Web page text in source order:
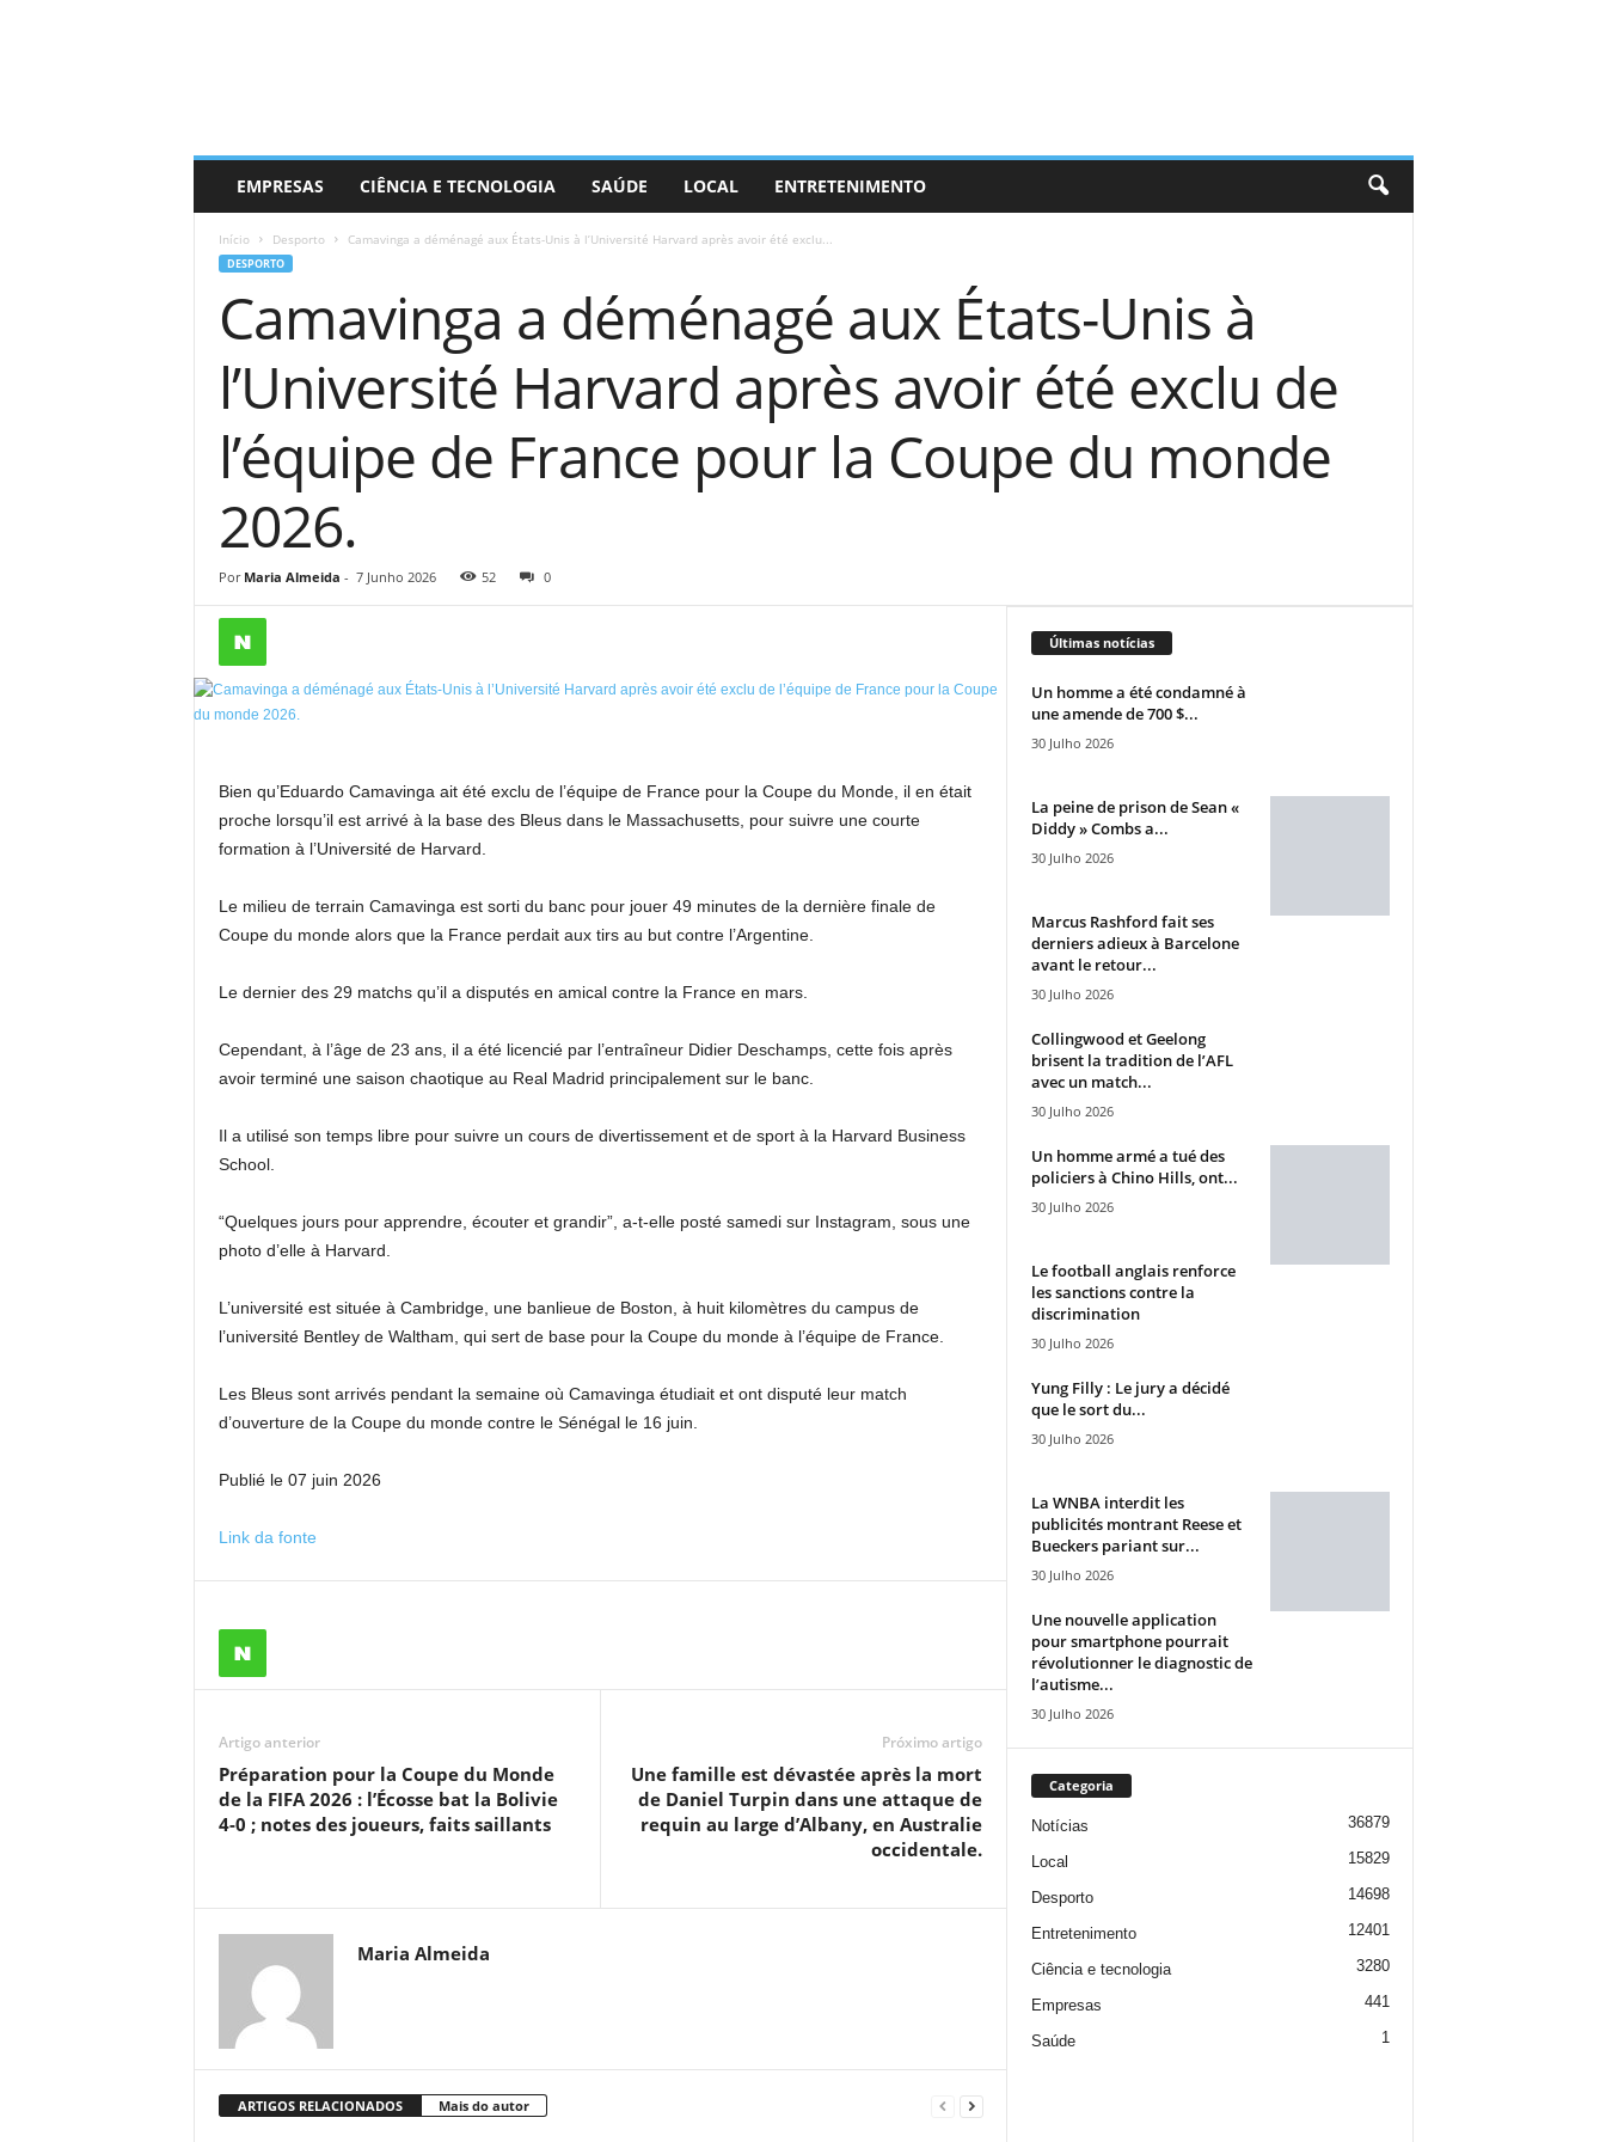
EMPRESAS CIÊNCIA E TECNOLOGIA SAÚDE LOCAL ENTRETENIMENTO
Início Desporto Camavinga a déménagé aux États-Unis à l’Université Harvard après avoir été exclu...
DESPORTO
Camavinga a déménagé aux États-Unis à
l’Université Harvard après avoir été exclu de
l’équipe de France pour la Coupe du monde
2026.
Por Maria Almeida - 7 Junho 2026 52 0
Bien qu’Eduardo Camavinga ait été exclu de l’équipe de France pour la Coupe du Monde, il en était
proche lorsqu’il est arrivé à la base des Bleus dans le Massachusetts, pour suivre une courte
formation à l’Université de Harvard.
Le milieu de terrain Camavinga est sorti du banc pour jouer 49 minutes de la dernière finale de
Coupe du monde alors que la France perdait aux tirs au but contre l’Argentine.
Le dernier des 29 matchs qu’il a disputés en amical contre la France en mars.
Cependant, à l’âge de 23 ans, il a été licencié par l’entraîneur Didier Deschamps, cette fois après
avoir terminé une saison chaotique au Real Madrid principalement sur le banc.
Il a utilisé son temps libre pour suivre un cours de divertissement et de sport à la Harvard Business
School.
“Quelques jours pour apprendre, écouter et grandir”, a-t-elle posté samedi sur Instagram, sous une
photo d’elle à Harvard.
L’université est située à Cambridge, une banlieue de Boston, à huit kilomètres du campus de
l’université Bentley de Waltham, qui sert de base pour la Coupe du monde à l’équipe de France.
Les Bleus sont arrivés pendant la semaine où Camavinga étudiait et ont disputé leur match
d’ouverture de la Coupe du monde contre le Sénégal le 16 juin.
Publié le 07 juin 2026
Link da fonte
Artigo anterior
Préparation pour la Coupe du Monde
de la FIFA 2026 : l’Écosse bat la Bolivie
4-0 ; notes des joueurs, faits saillants
Próximo artigo
Une famille est dévastée après la mort
de Daniel Turpin dans une attaque de
requin au large d’Albany, en Australie
occidentale.
Maria Almeida
ARTIGOS RELACIONADOS Mais do autor
Últimas notícias
Un homme a été condamné à
une amende de 700 $...
30 Julho 2026
La peine de prison de Sean «
Diddy » Combs a...
30 Julho 2026
Marcus Rashford fait ses
derniers adieux à Barcelone
avant le retour...
30 Julho 2026
Collingwood et Geelong
brisent la tradition de l’AFL
avec un match...
30 Julho 2026
Un homme armé a tué des
policiers à Chino Hills, ont...
30 Julho 2026
Le football anglais renforce
les sanctions contre la
discrimination
30 Julho 2026
Yung Filly : Le jury a décidé
que le sort du...
30 Julho 2026
La WNBA interdit les
publicités montrant Reese et
Bueckers pariant sur...
30 Julho 2026
Une nouvelle application
pour smartphone pourrait
révolutionner le diagnostic de
l’autisme...
30 Julho 2026
Categoria
Notícias 36879
Local 15829
Desporto 14698
Entretenimento 12401
Ciência e tecnologia 3280
Empresas 441
Saúde 1